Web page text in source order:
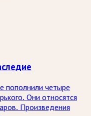
пополнили четыре
Они относятся
Произведения